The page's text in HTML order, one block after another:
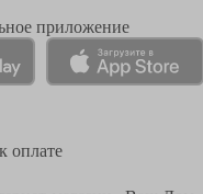
приложение
оплате